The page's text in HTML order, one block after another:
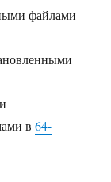
файлами
в64-